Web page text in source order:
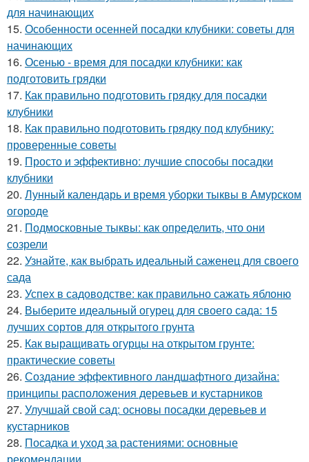
для начинающих
15. Особенности осенней посадки клубники: советы для
начинающих
16. Осенью - время для посадки клубники: как
подготовить грядки
17. Как правильно подготовить грядку для посадки
клубники
18. Как правильно подготовить грядку под клубнику:
проверенные советы
19. Просто и эффективно: лучшие способы посадки
клубники
20. Лунный календарь и время уборки тыквы в Амурском
огороде
21. Подмосковные тыквы: как определить, что они
созрели
22. Узнайте, как выбрать идеальный саженец для своего
сада
23. Успех в садоводстве: как правильно сажать яблоню
24. Выберите идеальный огурец для своего сада: 15
лучших сортов для открытого грунта
25. Как выращивать огурцы на открытом грунте:
практические советы
26. Создание эффективного ландшафтного дизайна:
принципы расположения деревьев и кустарников
27. Улучшай свой сад: основы посадки деревьев и
кустарников
28. Посадка и уход за растениями: основные
рекомендации